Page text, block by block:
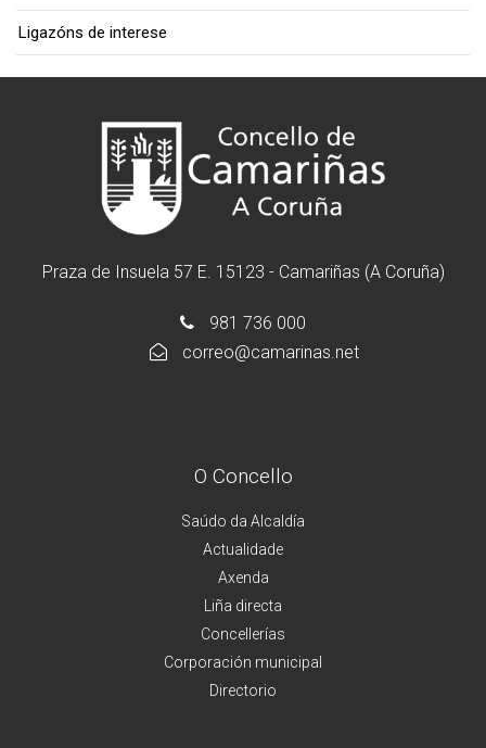
Ligazóns de interese
Praza de Insuela 57 E. 15123 - Camariñas (A Coruña)
981 736 000
correo@camarinas.net
O Concello
Saúdo da Alcaldía
Actualidade
Axenda
Liña directa
Concellerías
Corporación municipal
Directorio